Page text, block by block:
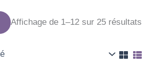
Affichage de 1–12 sur 25 résultats